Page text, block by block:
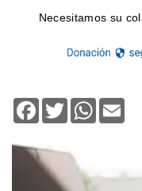
Facebook
TwitterWhatsApp